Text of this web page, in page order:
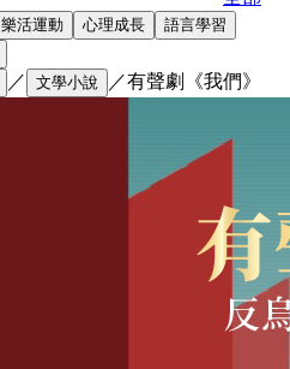
樂活運動 心理成長
語言學習
／ 文學小說 ／有聲劇《我們》